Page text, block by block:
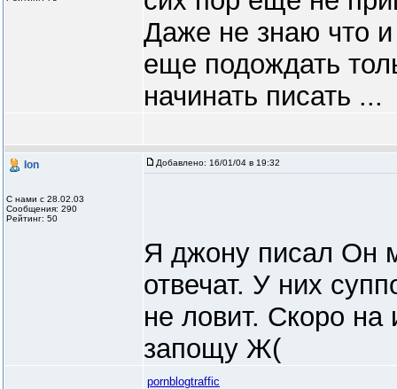
Даже не знаю что и
еще подождать
начинать писать ...
Ion
С нами с 28.02.03
Сообщения: 290
Рейтинг: 50
Добавлено: 16/01/04 в 19:32
Я джону писал Он
отвечат. У них
не ловит. Скоро на
запощу Ж(
pornblogtraffic